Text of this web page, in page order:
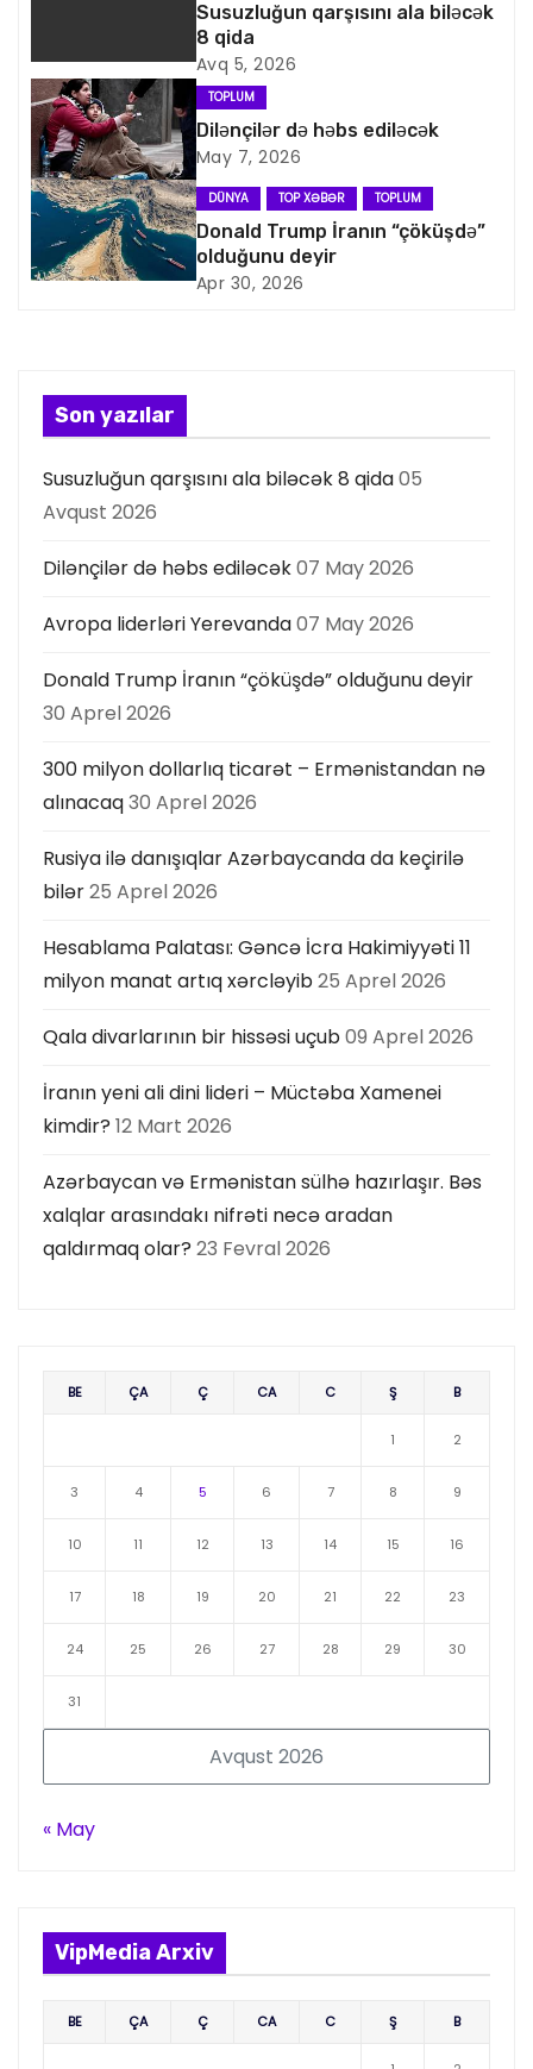
v
i
q
a
s
a
ı
Susuzluğun qarşısını ala biləcək
8 qida
Avq 5, 2026
TOPLUM
Dilənçilər də həbs ediləcək
May 7, 2026
DÜNYA TOP XƏBƏR TOPLUM
Donald Trump İranın “çöküşdə”
olduğunu deyir
Apr 30, 2026
Son yazılar
Susuzluğun qarşısını ala biləcək 8 qida05
Avqust 2026
Dilənçilər də həbs ediləcək07 May 2026
Avropa liderləri Yerevanda07 May 2026
Donald Trump İranın “çöküşdə” olduğunu deyir
30 Aprel 2026
300 milyon dollarlıq ticarət – Ermənistandan nə
alınacaq30 Aprel 2026
Rusiya ilə danışıqlar Azərbaycanda da keçirilə
bilər25 Aprel 2026
Hesablama Palatası: Gəncə İcra Hakimiyyəti 11
milyon manat artıq xərcləyib25 Aprel 2026
Qala divarlarının bir hissəsi uçub09 Aprel 2026
İranın yeni ali dini lideri – Müctəba Xamenei
kimdir? 12 Mart 2026
Azərbaycan və Ermənistan sülhə hazırlaşır. Bəs
xalqlar arasındakı nifrəti necə aradan
qaldırmaq olar? 23 Fevral 2026
Avqust 2026
BE ÇA Ç CA C Ş B
1 2
3 4 5 6 7 8 9
10 11 12 13 14 15 16
17 18 19 20 21 22 23
24 25 26 27 28 29 30
31
« May
VipMedia Arxiv
BE ÇA Ç CA C Ş B